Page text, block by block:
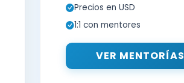
Precios en USD
1:1 con mentores
VER MENTORÍAS